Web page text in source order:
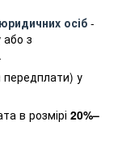
осіб -
або з
передплати) у
в розмірі 20%–